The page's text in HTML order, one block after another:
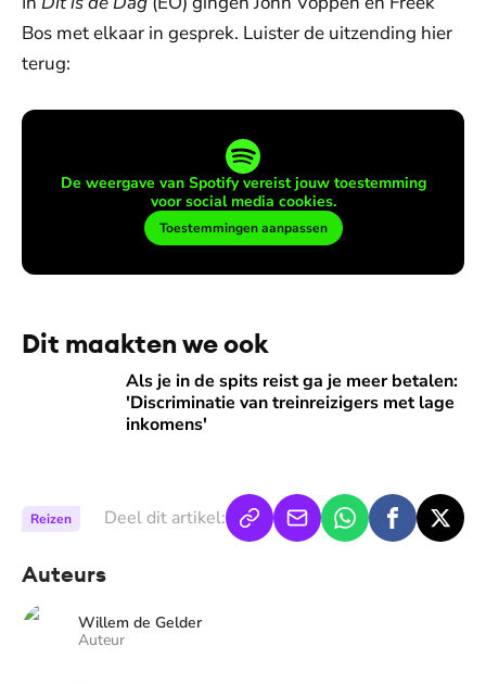
Bos met elkaar in gesprek. Luister de uitzending hier
terug:
De weergave van Spotify vereist jouw toestemming
voor social media cookies.
Toestemmingen aanpassen
Dit maakten we ook
Als je in de spits reist ga je meer betalen:
'Discriminatie van treinreizigers met lage
inkomens'
Als je in de spits reist ga je meer betalen: 'Discriminatie
Reizen Deel dit artikel:
Auteurs
Willem de Gelder
Auteur